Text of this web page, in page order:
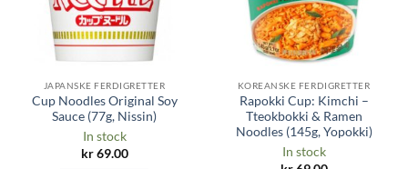
JAPANSKE FERDIGRETTER
Cup Noodles Original Soy
Sauce (77g, Nissin)
In stock
kr69.00
KOREANSKE FERDIGRETTER
Rapokki Cup: Kimchi –
Tteokbokki & Ramen
Noodles (145g, Yopokki)
In stock